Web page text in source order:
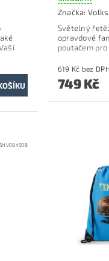
Značka:
Světelný
opravdové
poutačem
619 Kč bez DPH
749 Kč
5HV084508